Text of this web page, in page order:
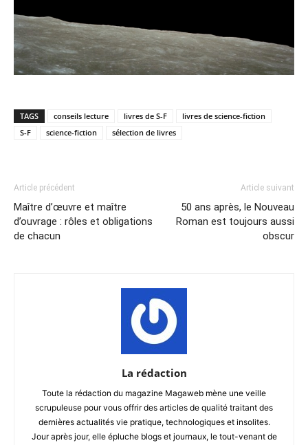
TAGS conseils lecture livres de S-F
livres de science-fiction
S-F
science-fiction sélection de livres
Article précédent
Maître d’œuvre et maître
d’ouvrage : rôles et obligations
de chacun
Article suivant
50 ans après, le Nouveau
Roman est toujours aussi
obscur
La rédaction
Toute la rédaction du magazine Magaweb mène une veille
scrupuleuse pour vous offrir des articles de qualité traitant des
dernières actualités vie pratique, technologiques et insolites.
Jour après jour, elle épluche blogs et journaux, le tout-venant de